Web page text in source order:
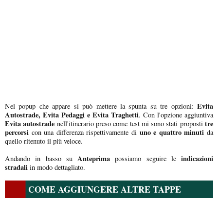
Nel popup che appare si può mettere la spunta su tre opzioni: Evita
Autostrade, Evita Pedaggi e Evita Traghetti. Con l'opzione aggiuntiva
Evita autostrade nell'itinerario preso come test mi sono stati propostitre
percorsi con una differenza rispettivamente di uno e quattro minuti da
quello ritenuto il più veloce.
Andando in basso su Anteprima possiamo seguire leindicazioni
stradali in modo dettagliato.
COME AGGIUNGERE ALTRE TAPPE